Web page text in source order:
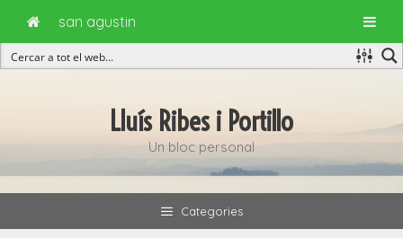
Lluís Ribes i Portillo
Un bloc personal
Categories
san agustin